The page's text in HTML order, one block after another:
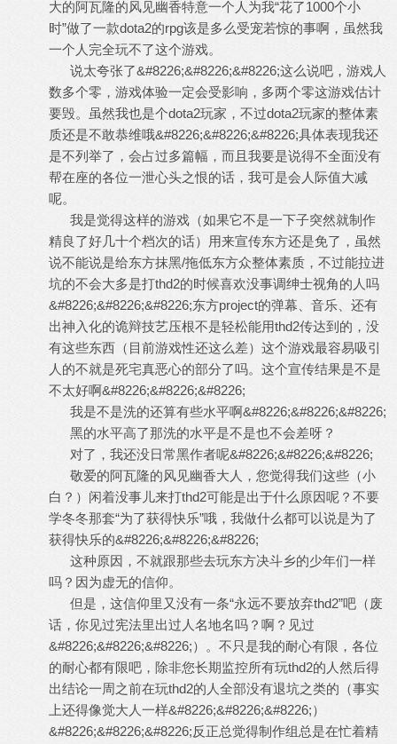
大的阿瓦隆的风见幽香特意一个人为我“花了1000个小
时”做了一款dota2的rpg该是多么受宠若惊的事啊，虽然我
一个人完全玩不了这个游戏。
说太夸张了&#8226;&#8226;&#8226;这么说吧，游戏人
数多个零，游戏体验一定会受影响，多两个零这游戏估计
要毁。虽然我也是个dota2玩家，不过dota2玩家的整体素
质还是不敢恭维哦&#8226;&#8226;&#8226;具体表现我还
是不列举了，会占过多篇幅，而且我要是说得不全面没有
帮在座的各位一泄心头之恨的话，我可是会人际值大减
呢。
我是觉得这样的游戏（如果它不是一下子突然就制作
精良了好几十个档次的话）用来宣传东方还是免了，虽然
说不能说是给东方抹黑/拖低东方众整体素质，不过能拉进
坑的不会大多是打thd2的时候喜欢没事调绅士视角的人吗
&#8226;&#8226;&#8226;东方project的弹幕、音乐、还有
出神入化的诡辩技艺压根不是轻松能用thd2传达到的，没
有这些东西（目前游戏性还这么差）这个游戏最容易吸引
人的不就是死宅真恶心的部分了吗。这个宣传结果是不是
不太好啊&#8226;&#8226;&#8226;
我是不是洗的还算有些水平啊&#8226;&#8226;&#8226;
黑的水平高了那洗的水平是不是也不会差呀？
对了，我还没日常黑作者呢&#8226;&#8226;&#8226;
敬爱的阿瓦隆的风见幽香大人，您觉得我们这些（小
白？）闲着没事儿来打thd2可能是出于什么原因呢？不要
学冬冬那套“为了获得快乐”哦，我做什么都可以说是为了
获得快乐的&#8226;&#8226;&#8226;
这种原因，不就跟那些去玩东方决斗乡的少年们一样
吗？因为虚无的信仰。
但是，这信仰里又没有一条“永远不要放弃thd2”吧（废
话，你见过宪法里出过人名地名吗？啊？见过
&#8226;&#8226;&#8226;）。不只是我的耐心有限，各位
的耐心都有限吧，除非您长期监控所有玩thd2的人然后得
出结论一周之前在玩thd2的人全部没有退坑之类的（事实
上还得像觉大人一样&#8226;&#8226;&#8226;）
&#8226;&#8226;&#8226;反正总觉得制作组总是在忙着精